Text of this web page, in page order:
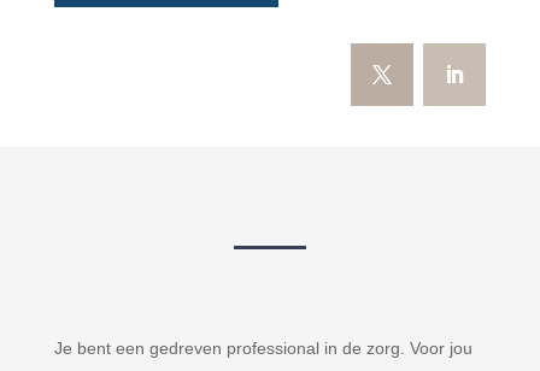
Je bent een gedreven professional in de zorg. Voor jou